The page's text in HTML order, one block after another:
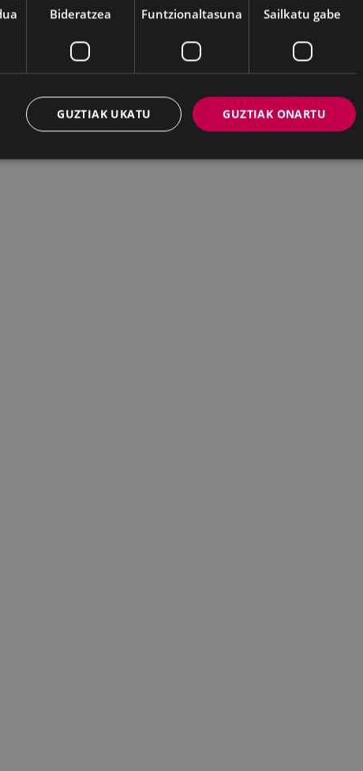
Bideratzea Funtzionaltasuna Sailkatu gabe
GUZTIAK ONARTU
GUZTIAK UKATU